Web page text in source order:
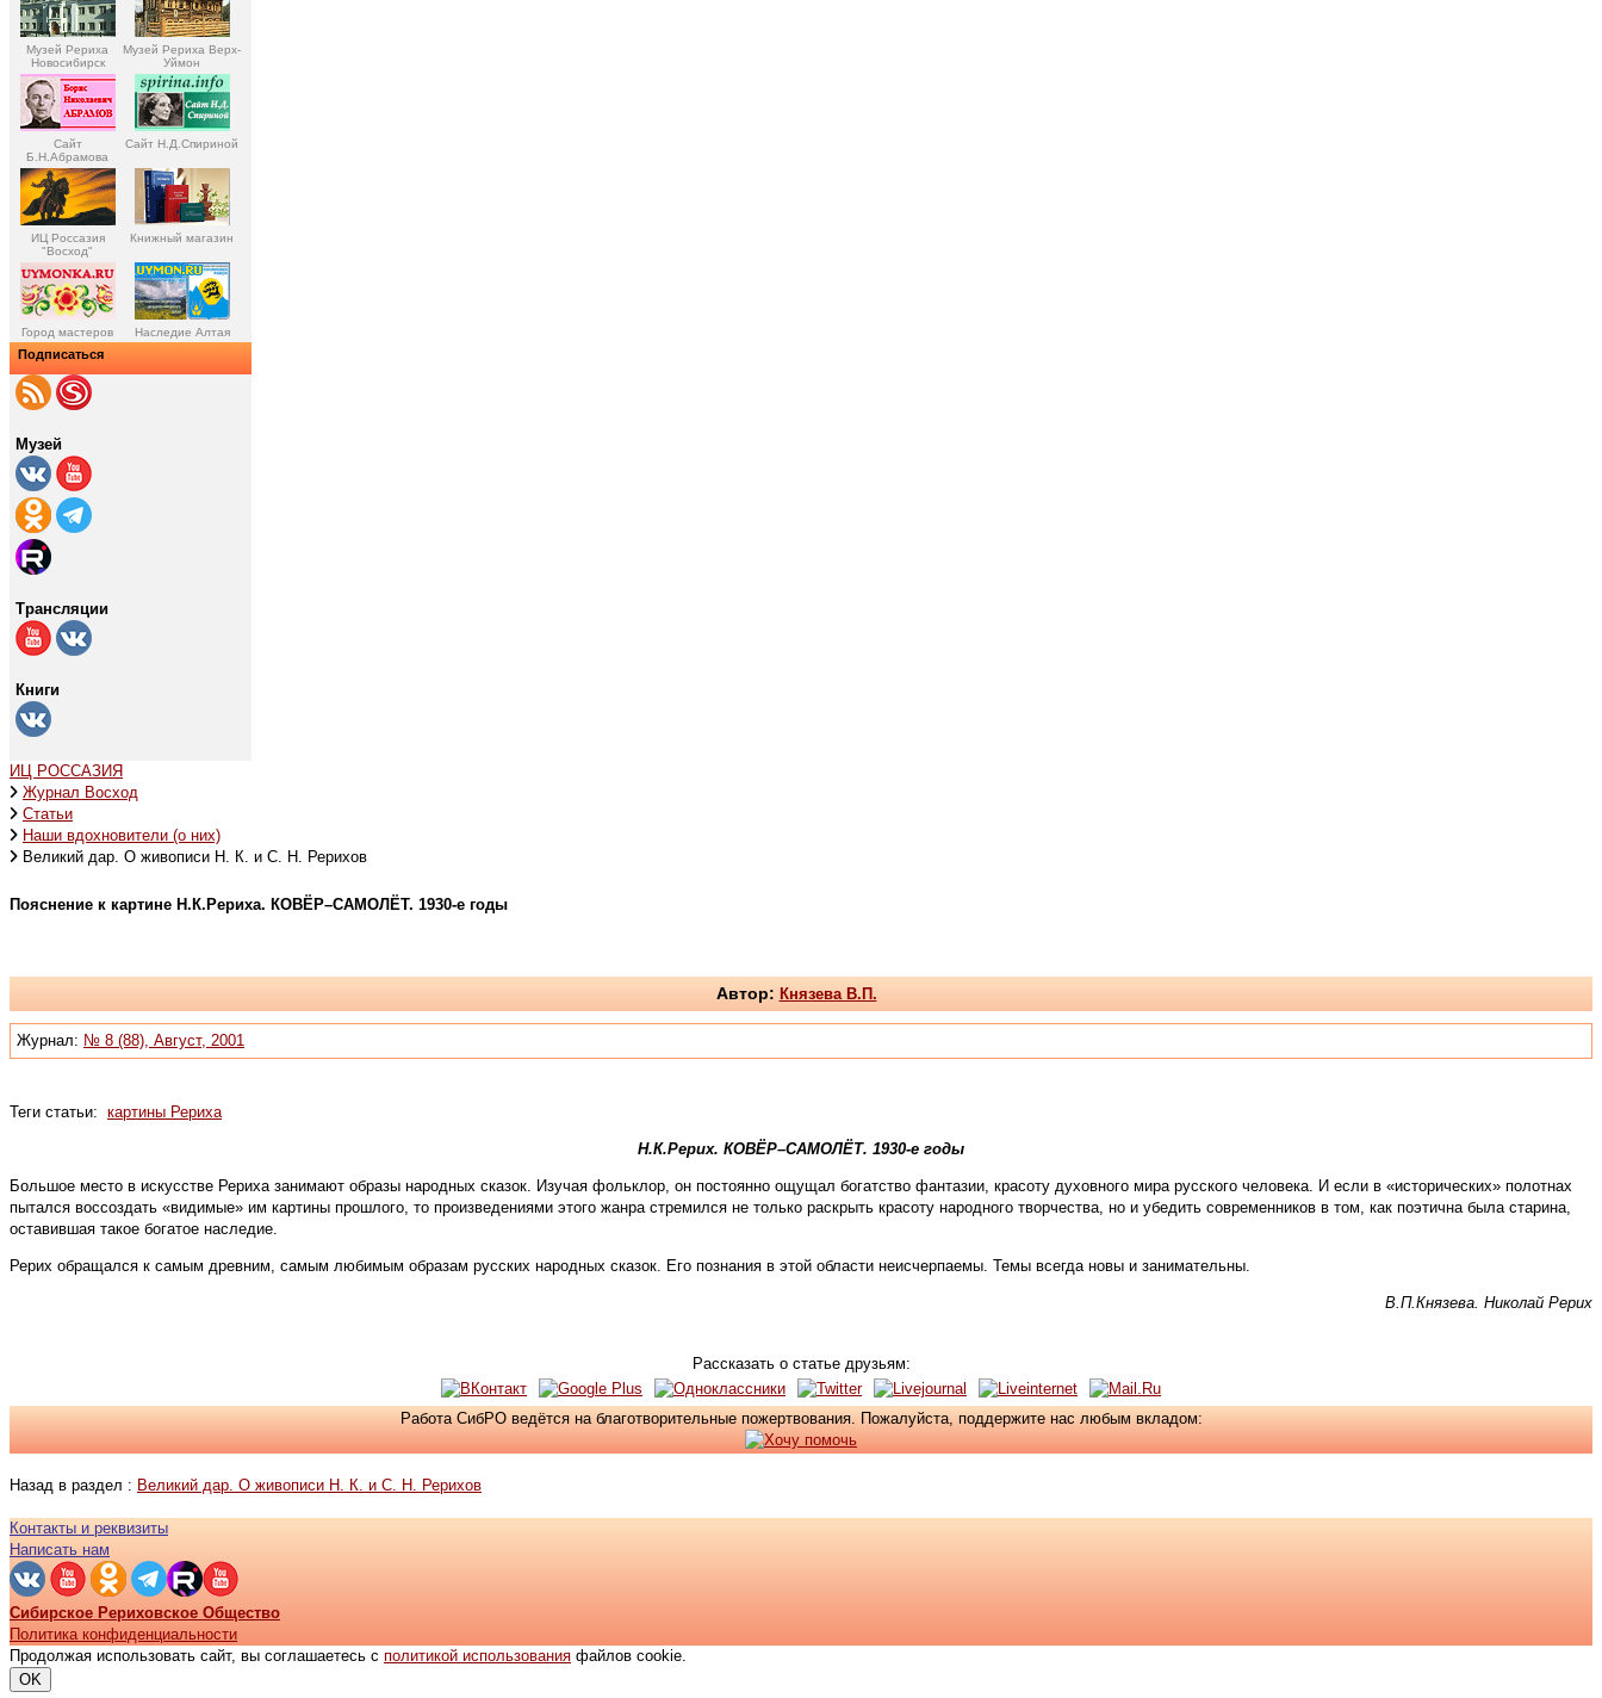
Музей Рериха
Новосибирск
Музей Рериха Верх-
Уймон
Сайт
Б.Н.Абрамова
Сайт Н.Д.Спириной
ИЦ Россазия
"Восход"
Книжный магазин
Город мастеров Наследие Алтая
Подписаться
Музей
Трансляции
Книги
ИЦ РОССАЗИЯ
Журнал Восход
Статьи
Наши вдохновители (о них)
Великий дар. О живописи Н. К. и С. Н. Рерихов
Пояснение к картине Н.К.Рериха. КОВЁР–САМОЛЁТ. 1930-е годы
Автор: Князева В.П.
Журнал: № 8 (88), Август, 2001
Теги статьи: картины Рериха
Н.К.Рерих. КОВЁР–САМОЛЁТ. 1930-е годы
Большое место в искусстве Рериха занимают образы народных сказок. Изучая фольклор, он постоянно ощущал богатство фантазии, красоту духовного мира русского человека. И если в «исторических» полотнах
пытался воссоздать «видимые» им картины прошлого, то произведениями этого жанра стремился не только раскрыть красоту народного творчества, но и убедить современников в том, как поэтична была старина,
оставившая такое богатое наследие.
Рерих обращался к самым древним, самым любимым образам русских народных сказок. Его познания в этой области неисчерпаемы. Темы всегда новы и занимательны.
В.П.Князева. Николай Рерих
Рассказать о статье друзьям:
Работа СибРО ведётся на благотворительные пожертвования. Пожалуйста, поддержите нас любым вкладом:
Назад в раздел : Великий дар. О живописи Н. К. и С. Н. Рерихов
Контакты и реквизиты
Написать нам
Сибирское Рериховское Общество
Политика конфиденциальности
Продолжая использовать сайт, вы соглашаетесь с политикой использования файлов cookie.
OK